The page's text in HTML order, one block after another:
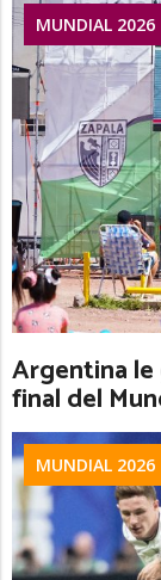
MUNDIAL 2026
Argentina le
final del
MUNDIAL 2026